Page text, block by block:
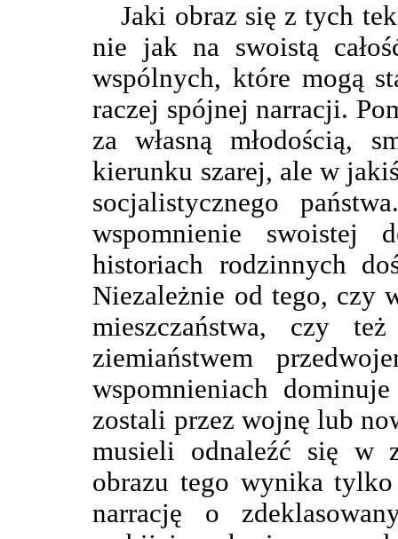
Jaki obraz się z tych
nie jak na swoistą
wspólnych, które mogą
raczej spójnej narracji.
za własną młodością,
kierunku szarej, ale w
socjalistycznego
wspomnienie swoistej
historiach rodzinnych
Niezależnie od tego, czy
mieszczaństwa, czy
ziemiaństwem
wspomnieniach
zostali przez wojnę lub
musieli odnaleźć się w
obrazu tego wynika
narrację o